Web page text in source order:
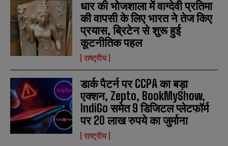
m
e
*
E
m
a
i
l
N
u
e
s
SUBMIT
m
e
*
E
m
a
i
l
N
u
e
s
SUBMIT
धार की भोजशाला में वाग्देवी प्रतिमा
की वापसी के लिए भारत ने तेज किए
प्रयास, ब्रिटेन से शुरू हुई
कूटनीतिक पहल
राष्ट्रीय
डार्क पैटर्न पर CCPA का बड़ा
एक्शन, Zepto, BookMyShow,
IndiGo समेत 9 डिजिटल प्लेटफॉर्म
पर 20 लाख रुपये का जुर्माना
राष्ट्रीय